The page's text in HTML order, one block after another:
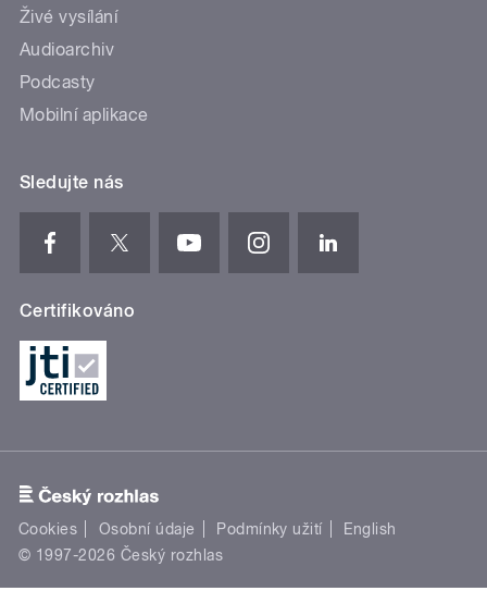
Živé vysílání
Audioarchiv
Podcasty
Mobilní aplikace
Sledujte nás
Certifikováno
Cookies Osobní údaje Podmínky užití
English
© 1997-2026 Český rozhlas